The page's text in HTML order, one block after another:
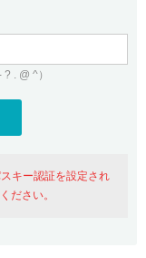
. @ ^）
キー認証を設定され
ださい。